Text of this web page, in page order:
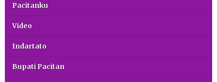
Pacitanku
Video
Indartato
Bupati Pacitan